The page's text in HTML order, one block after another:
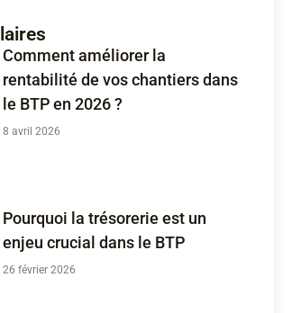
Comment améliorer la
rentabilité de vos chantiers dans
le BTP en 2026 ?
8 avril 2026
Pourquoi la trésorerie est un
enjeu crucial dans le BTP
26 février 2026